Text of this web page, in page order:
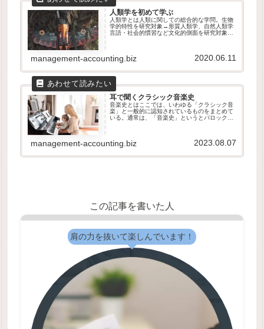
人類学を初めて学ぶ
人類学とは人類に関しての総合的な学問。生物
学的特性を研究対象→形質人類学、自然人類学
言語・社会的慣習など文化的側面を研究対象→
management-accounting.biz 2020.06.11
耳で聞くクラシック音楽史
音楽史とはここでは、いわゆる「クラシック音
楽」と一般的に認知されているものをまとめて
いる。通常は、「音楽史」というとバロック音
management-accounting.biz 2023.08.07
この記事を書いた人
肩の力を抜いて楽しんでいます！